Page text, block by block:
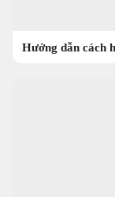
Hướng dẫn cách